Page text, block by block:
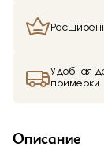
Удобная
примерки
Описание